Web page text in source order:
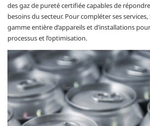
des gaz de pureté certifiée capables de
besoins du secteur. Pour compléter ses services,
gamme entière d’appareils et d’installations
processus et l’optimisation.